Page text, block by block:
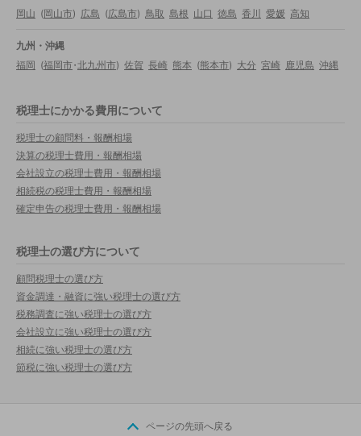
岡山 (岡山市) 広島 (広島市) 鳥取 島根 山口 徳島 香川 愛媛 高知
九州・沖縄
福岡 (福岡市・北九州市) 佐賀 長崎 熊本 (熊本市) 大分 宮崎 鹿児島 沖縄
税理士にかかる費用について
税理士の顧問料・報酬相場
決算の税理士費用・報酬相場
会社設立の税理士費用・報酬相場
相続税の税理士費用・報酬相場
確定申告の税理士費用・報酬相場
税理士の選び方について
顧問税理士の選び方
資金調達・融資に強い税理士の選び方
税務調査に強い税理士の選び方
会社設立に強い税理士の選び方
相続に強い税理士の選び方
節税に強い税理士の選び方
ページの先頭へ戻る